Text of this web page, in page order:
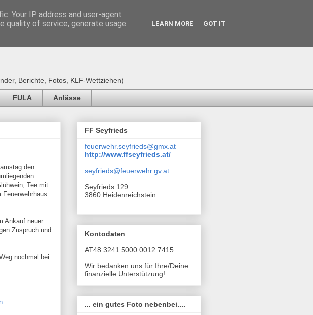
Berichte, Fotos, KLF-Wettziehen)
FULA Anlässe
den
Tee mit
Ankauf neuer
Zuspruch und
nochmal bei
FF Seyfrieds
feuerwehr.seyfrieds@gmx.at
http://www.ffseyfrieds.at/
seyfrieds@feuerwehr.gv.at
Seyfrieds 129
3860 Heidenreichstein
Kontodaten
AT48 3241 5000 0012 7415
Wir bedanken uns für Ihre/Deine
finanzielle Unterstützung!
... ein gutes Foto nebenbei....
Your IP address and user-agent
quality of service, generate usage
LEARN MORE GOT IT